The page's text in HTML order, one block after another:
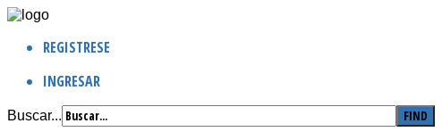
REGISTRESE
INGRESAR
Buscar...